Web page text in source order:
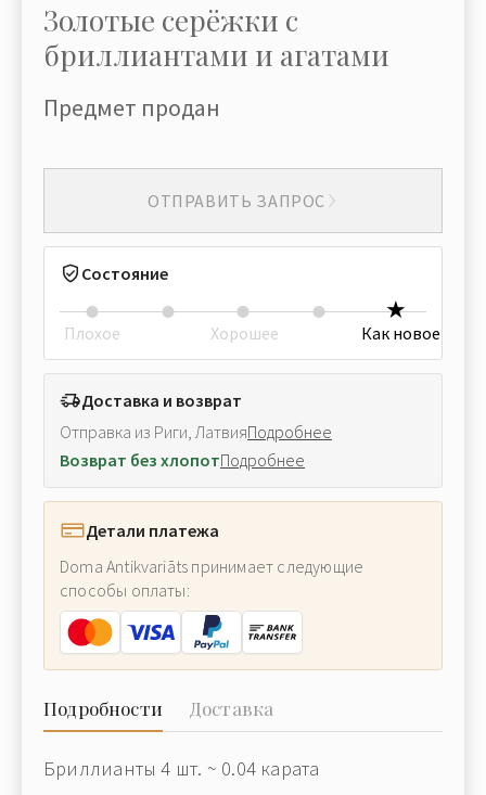
Золотые серёжки с
бриллиантами и агатами
Предмет продан
ОТПРАВИТЬ ЗАПРОС
Состояние
Плохое Хорошее Как новое
Доставка и возврат
Отправка из Риги, ЛатвияПодробнее
Возврат без хлопотПодробнее
Детали платежа
Doma Antikvariāts принимает следующие
способы оплаты:
Подробности Доставка
Бриллианты 4 шт. ~ 0.04 карата